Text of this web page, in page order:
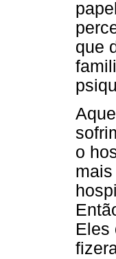
que
o
Eles